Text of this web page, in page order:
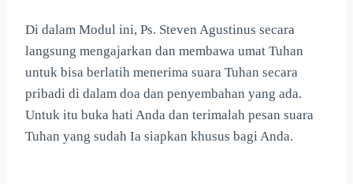
Di dalam Modul ini, Ps. Steven Agustinus secara
langsung mengajarkan dan membawa umat Tuhan
untuk bisa berlatih menerima suara Tuhan secara
pribadi di dalam doa dan penyembahan yang ada.
Untuk itu buka hati Anda dan terimalah pesan suara
Tuhan yang sudah Ia siapkan khusus bagi Anda.